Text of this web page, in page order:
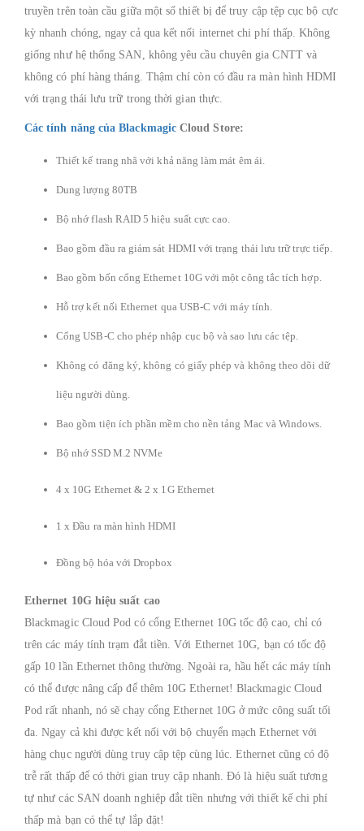
truyền trên toàn cầu giữa một số thiết bị để truy cập tệp cục bộ cực
kỳ nhanh chóng, ngay cả qua kết nối internet chi phí thấp.Không
giống như hệ thống SAN, không yêu cầu chuyên gia CNTT và
không có phí hàng tháng. Thậm chí còn có đầu ra màn hình HDMI
với trạng thái lưu trữ trong thời gian thực.
Các tính năng của BlackmagicCloud Store:
Thiết kế trang nhã với khả năng làm mát êm ái.
Dung lượng 80TB
Bộ nhớ flash RAID 5 hiệu suất cực cao.
Bao gồm đầu ra giám sát HDMI với trạng thái lưu trữ trực tiếp.
Bao gồm bốn cổng Ethernet 10G với một công tắc tích hợp.
Hỗ trợ kết nối Ethernet qua USB-C với máy tính.
Cổng USB-C cho phép nhập cục bộ và sao lưu các tệp.
Không có đăng ký, không có giấy phép và không theo dõi dữ
liệu người dùng.
Bao gồm tiện ích phần mềm cho nền tảng Mac và Windows.
Bộ nhớ SSD M.2 NVMe
4 x 10G Ethernet & 2 x 1G Ethernet
1 x Đầu ra màn hình HDMI
Đồng bộ hóa với Dropbox
Ethernet 10G hiệu suất cao
Blackmagic Cloud Pod có cổng Ethernet 10G tốc độ cao, chỉ có
trên các máy tính trạm đắt tiền.Với Ethernet 10G, bạn có tốc độ
gấp 10 lần Ethernet thông thường.Ngoài ra, hầu hết các máy tính
có thể được nâng cấp để thêm 10G Ethernet!Blackmagic Cloud
Pod rất nhanh, nó sẽ chạy cổng Ethernet 10G ở mức công suất tối
đa.Ngay cả khi được kết nối với bộ chuyển mạch Ethernet với
hàng chục người dùng truy cập tệp cùng lúc.Ethernet cũng có độ
trễ rất thấp để có thời gian truy cập nhanh.Đó là hiệu suất tương
tự như các SAN doanh nghiệp đắt tiền nhưng với thiết kế chi phí
thấp mà bạn có thể tự lắp đặt!